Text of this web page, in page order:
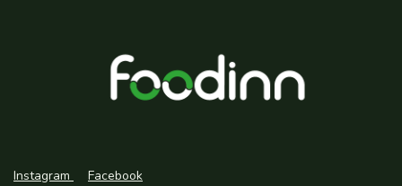
Instagram Facebook